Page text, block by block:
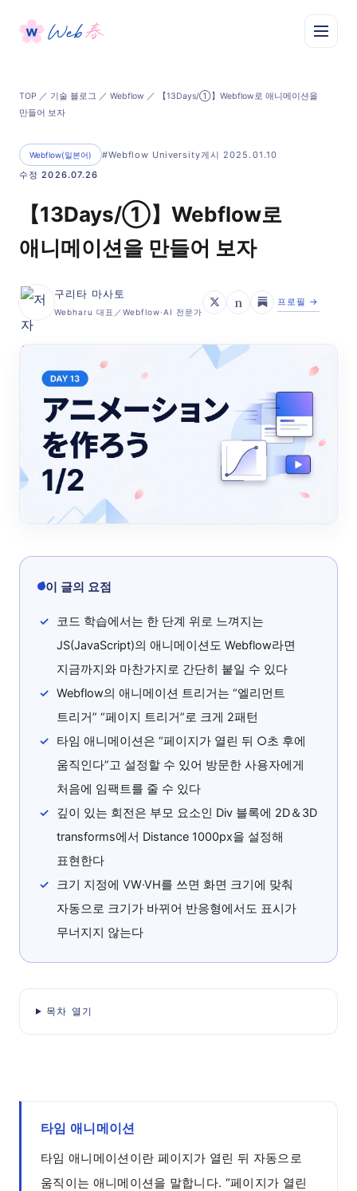
TOP ／ 기술 블로그 ／ Webflow ／ 【13Days/①】Webflow로 애니메이션을
만들어 보자
Webflow(일본어) #Webflow University게시 2025.01.10
수정 2026.07.26
【13Days/①】Webflow로
애니메이션을 만들어 보자
구리타 마사토
Webharu 대표／Webflow·AI 전문가
n 프로필 →
이 글의 요점
코드 학습에서는 한 단계 위로 느껴지는
JS(JavaScript)의 애니메이션도 Webflow라면
지금까지와 마찬가지로 간단히 붙일 수 있다
Webflow의 애니메이션 트리거는 “엘리먼트
트리거” “페이지 트리거”로 크게 2패턴
타임 애니메이션은 “페이지가 열린 뒤 ○초 후에
움직인다”고 설정할 수 있어 방문한 사용자에게
처음에 임팩트를 줄 수 있다
깊이 있는 회전은 부모 요소인 Div 블록에 2D＆3D
transforms에서 Distance 1000px을 설정해
표현한다
크기 지정에 VW·VH를 쓰면 화면 크기에 맞춰
자동으로 크기가 바뀌어 반응형에서도 표시가
무너지지 않는다
목차 열기
타임 애니메이션
타임 애니메이션이란 페이지가 열린 뒤 자동으로
움직이는 애니메이션을 말합니다. “페이지가 열린